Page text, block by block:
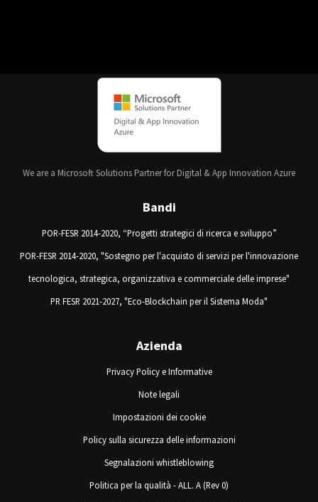
We are a Microsoft Solutions Partner for Digital & App Innovation Azure
Bandi
POR-FESR 2014-2020, “Progetti strategici di ricerca e sviluppo”
POR-FESR 2014-2020, "Sostegno per l'acquisto di servizi per l'innovazione
tecnologica, strategica, organizzativa e commerciale delle imprese"
PR FESR 2021-2027, "Eco-Blockchain per il Sistema Moda"
Azienda
Privacy Policy e Informative
Note legali
Impostazioni dei cookie
Policy sulla sicurezza delle informazioni
Segnalazioni whistleblowing
Politica per la qualità - ALL. A (Rev 0)